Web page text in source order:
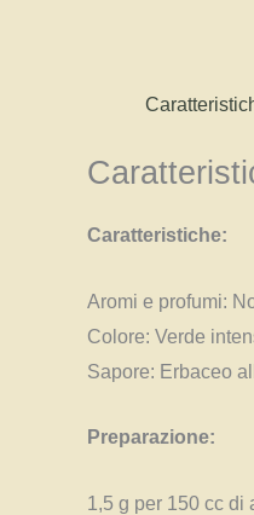
Caratteristiche:
Aromi e profumi:
Colore: Verde
Sapore: Erbaceo
Preparazione:
1,5 g per 150 cc di